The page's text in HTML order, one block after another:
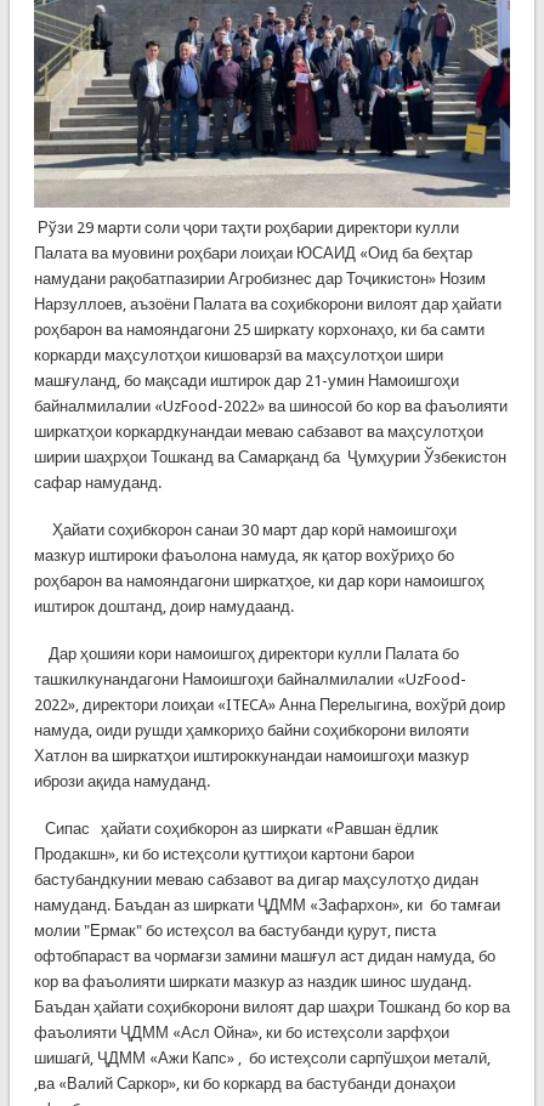
​ ​Рўзи 29 марти соли ҷори таҳти роҳбарии директори кулли
Палата ва муовини роҳбари лоиҳаи ЮСАИД «Оид ба беҳтар
намудани рақобатпазирии Агробизнес дар Тоҷикистон» Нозим
Нарзуллоев, аъзоёни Палата ва соҳибкорони вилоят дар ҳайати
роҳбарон ва намояндагони 25 ширкату корхонаҳо,​ ки ба самти
коркарди маҳсулотҳои кишоварзӣ ва маҳсулотҳои шири
машғуланд, бо мақсади иштирок дар 21-умин Намоишгоҳи
байналмилалии «UzFood-2022» ва шиносоӣ бо кор ва фаъолияти
ширкатҳои коркардкунандаи меваю​ сабзавот ва маҳсулотҳои
ширии​ шаҳрҳои Тошканд ва Самарқанд ба ​ Ҷумҳурии Ўзбекистон
сафар намуданд.
​ ​ ​ ​ ​ Ҳайати соҳибкорон санаи 30 март дар корӣ намоишгоҳи
мазкур иштироки фаъолона намуда, як қатор вохўриҳо бо
роҳбарон ва намояндагони ширкатҳое, ки дар кори намоишгоҳ
иштирок доштанд, доир намудаанд.
​ ​ ​ ​ Дар ҳошияи кори намоишгоҳ директори кулли Палата бо
ташкилкунандагони Намоишгоҳи байналмилалии «UzFood-
2022», директори лоиҳаи «ITECA» Анна Перелыгина, вохўрӣ доир
намуда, оиди рушди ҳамкориҳо байни соҳибкорони вилояти
Хатлон ва ширкатҳои иштироккунандаи намоишгоҳи мазкур
ибрози ақида намуданд.​ ​ ​
​ ​ ​ ​Сипас ​ ​ ҳайати соҳибкорон аз ширкати «Равшан ёдлик
Продакшн», ки бо истеҳсоли қуттиҳои картони барои
бастубандкунии меваю сабзавот ва дигар маҳсулотҳо дидан
намуданд. Баъдан аз ширкати ҶДММ «Зафархон», ки ​ бо тамғаи
молии "Ермак" бо истеҳсол ва бастубанди қурут, писта
офтобпараст ва чормағзи замини машғул аст дидан намуда, бо
кор​ ва фаъолияти ширкати мазкур аз наздик шинос шуданд.
Баъдан ҳайати соҳибкорони вилоят дар шаҳри Тошканд бо кор ва
фаъолияти ҶДММ «Асл Ойна», ки бо истеҳсоли зарфҳои
шишагӣ, ҶДММ «Ажи Капс» , ​ бо истеҳсоли сарпўшҳои металӣ,
,ва «Валий Саркор», ки бо коркард ва бастубанди донаҳои